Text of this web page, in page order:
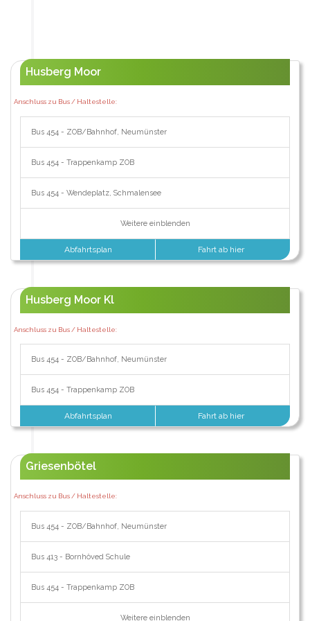
Husberg Moor
Anschluss zu Bus / Haltestelle:
Bus 454 - ZOB/Bahnhof, Neumünster
Bus 454 - Trappenkamp ZOB
Bus 454 - Wendeplatz, Schmalensee
Weitere einblenden
Abfahrtsplan Fahrt ab hier
Husberg Moor Kl
Anschluss zu Bus / Haltestelle:
Bus 454 - ZOB/Bahnhof, Neumünster
Bus 454 - Trappenkamp ZOB
Abfahrtsplan Fahrt ab hier
Griesenbötel
Anschluss zu Bus / Haltestelle:
Bus 454 - ZOB/Bahnhof, Neumünster
Bus 413 - Bornhöved Schule
Bus 454 - Trappenkamp ZOB
Weitere einblenden